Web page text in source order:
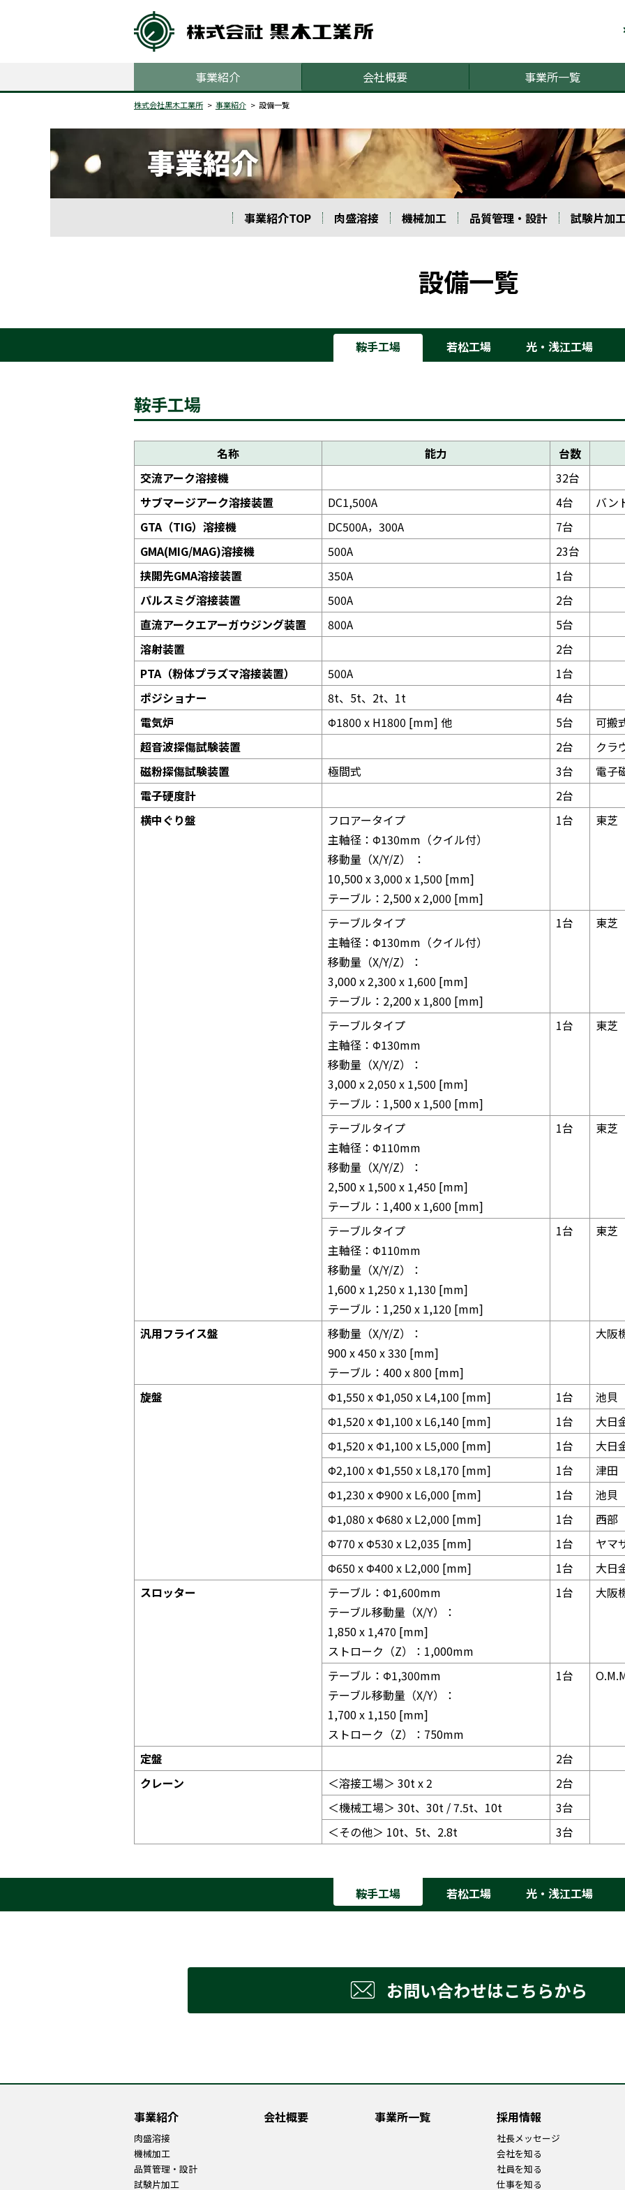
事業紹介 会社概要 事業所一覧
株式会社黒木工業所 事業紹介 設備一覧
事業紹介TOP 肉盛溶接 機械加工 品質管理・設計 試験片加
設備一覧
鞍手工場 若松工場 光・浅江工場
鞍手工場
名称 能力 台数
交流アーク溶接機
32台
サブマージアーク溶接装置
DC1,500A 4台
バン
GTA（TIG）溶接機
DC500A，300A
7台
GMA(MIG/MAG)溶接機
500A
23台
挟開先GMA溶接装置
350A
1台
パルスミグ溶接装置
500A
2台
直流アークエアーガウジング装置
800A
5台
溶射装置
2台
PTA（粉体プラズマ溶接装置）
500A
1台
ポジショナー
8t、5t、2t、1t
4台
電気炉
Φ1800 x H1800 [mm] 他 5台
可搬
超音波探傷試験装置
2台
クラ
磁粉探傷試験装置
極間式 3台
電子
電子硬度計
2台
横中ぐり盤
フロアータイプ
主軸径：Φ130mm（クイル付）
移動量（X/Y/Z） ：
10,500 x 3,000 x 1,500 [mm]
テーブル：2,500 x 2,000 [mm]
1台 東芝
テーブルタイプ
主軸径：Φ130mm（クイル付）
移動量（X/Y/Z）：
3,000 x 2,300 x 1,600 [mm]
テーブル：2,200 x 1,800 [mm]
1台 東芝
テーブルタイプ
主軸径：Φ130mm
移動量（X/Y/Z）：
3,000 x 2,050 x 1,500 [mm]
テーブル：1,500 x 1,500 [mm]
1台 東芝
テーブルタイプ
主軸径：Φ110mm
移動量（X/Y/Z）：
2,500 x 1,500 x 1,450 [mm]
テーブル：1,400 x 1,600 [mm]
1台 東芝
テーブルタイプ
主軸径：Φ110mm
移動量（X/Y/Z）：
1,600 x 1,250 x 1,130 [mm]
テーブル：1,250 x 1,120 [mm]
1台 東芝
汎⽤フライス盤
移動量（X/Y/Z）：
900 x 450 x 330 [mm]
テーブル：400 x 800 [mm]
⼤阪
旋盤 Φ1,550 x Φ1,050 x L4,100 [mm] 1台
池⾙
Φ1,520 x Φ1,100 x L6,140 [mm]
1台
⼤⽇
Φ1,520 x Φ1,100 x L5,000 [mm]
1台
⼤⽇
Φ2,100 x Φ1,550 x L8,170 [mm]
1台
津田
Φ1,230 x Φ900 x L6,000 [mm]
1台
池貝
Φ1,080 x Φ680 x L2,000 [mm]
1台
西部
Φ770 x Φ530 x L2,035 [mm]
1台
ヤマ
Φ650 x Φ400 x L2,000 [mm]
1台
大日
スロッター
テーブル：Φ1,600mm
テーブル移動量（X/Y）：
1,850 x 1,470 [mm]
ストローク（Z）：1,000mm
1台 ⼤阪
テーブル：Φ1,300mm
テーブル移動量（X/Y）：
1,700 x 1,150 [mm]
ストローク（Z）：750mm
1台
定盤
2台
クレーン
＜溶接工場＞ 30t x 2
2台
＜機械工場＞ 30t、30t / 7.5t、10t
3台
＜その他＞ 10t、5t、2.8t
3台
鞍手工場 若松工場 光・浅江工場
お問い合わせはこちらから
事業紹介
肉盛溶接
機械加工
品質管理・設計
試験片加工
会社概要 事業所一覧 採用情報
社長メッセージ
会社を知る
社員を知る
仕事を知る